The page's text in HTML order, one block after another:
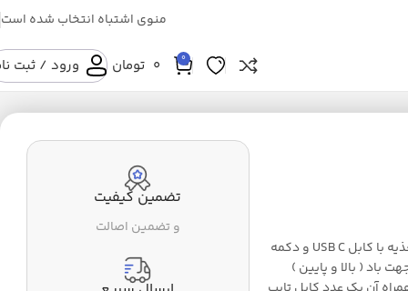
منوی اشتباه انتخاب شده است
0
0 تومان ورود / ثبت
پنکه USB شارک مدل FIBER WHITE سایز 25CM دارای منبع تغذیه با کابل USB C و دکمه
باد ( بالا و پایین )
تضمین کیفیت
و تضمین اصالت